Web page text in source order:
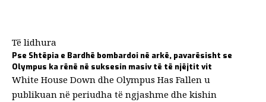
Të lidhura
Pse Shtëpia e Bardhë bombardoi në arkë, pavarësisht se
Olympus ka rënë në suksesin masiv të të njëjtit vit
White House Down dhe Olympus Has Fallen u
publikuan në periudha të ngjashme dhe kishin